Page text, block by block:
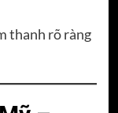
thanh rõ ràng